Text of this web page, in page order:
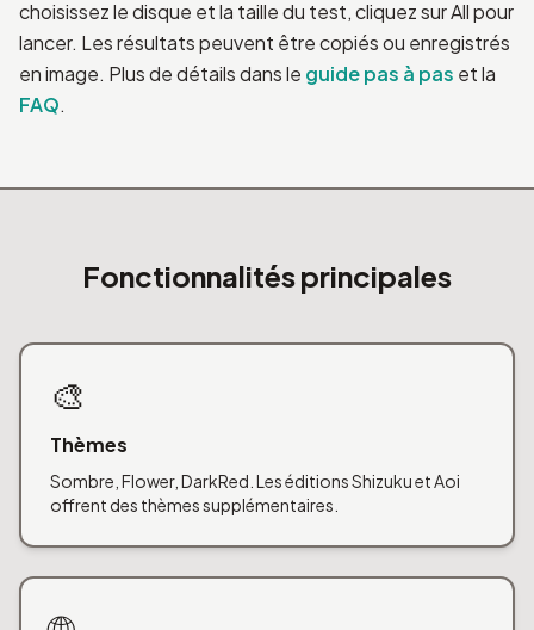
choisissez le disque et la taille du test, cliquez sur All pour
lancer. Les résultats peuvent être copiés ou enregistrés
en image. Plus de détails dans le guide pas à pas et la
FAQ.
Fonctionnalités principales
🎨
Thèmes
Sombre, Flower, DarkRed. Les éditions Shizuku et Aoi
offrent des thèmes supplémentaires.